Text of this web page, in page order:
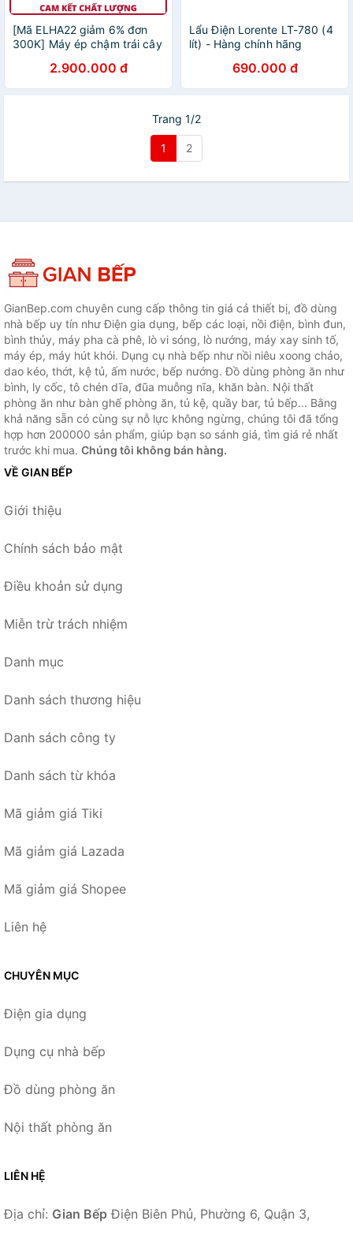
[Mã ELHA22 giảm 6% đơn
300K] Máy ép chậm trái cây
quả đa năng Lorente LT-
2066
2.900.000 đ
Lẩu Điện Lorente LT-780 (4
lít) - Hàng chính hãng
690.000 đ
Trang 1/2
1 2
GianBep.com chuyên cung cấp thông tin giá cả thiết bị, đồ dùng
nhà bếp uy tín như Điện gia dụng, bếp các loại, nồi điện, bình đun,
bình thủy, máy pha cà phê, lò vi sóng, lò nướng, máy xay sinh tố,
máy ép, máy hút khói. Dụng cụ nhà bếp như nồi niêu xoong chảo,
dao kéo, thớt, kệ tủ, ấm nước, bếp nướng. Đồ dùng phòng ăn như
bình, ly cốc, tô chén dĩa, đũa muỗng nĩa, khăn bàn. Nội thất
phòng ăn như bàn ghế phòng ăn, tủ kệ, quầy bar, tủ bếp... Bằng
khả năng sẵn có cùng sự nỗ lực không ngừng, chúng tôi đã tổng
hợp hơn 200000 sản phẩm, giúp bạn so sánh giá, tìm giá rẻ nhất
trước khi mua. Chúng tôi không bán hàng.
VỀ GIAN BẾP
Giới thiệu
Chính sách bảo mật
Điều khoản sử dụng
Miễn trừ trách nhiệm
Danh mục
Danh sách thương hiệu
Danh sách công ty
Danh sách từ khóa
Mã giảm giá Tiki
Mã giảm giá Lazada
Mã giảm giá Shopee
Liên hệ
CHUYÊN MỤC
Điện gia dụng
Dụng cụ nhà bếp
Đồ dùng phòng ăn
Nội thất phòng ăn
LIÊN HỆ
Địa chỉ: Gian Bếp Điện Biên Phủ, Phường 6, Quận 3,